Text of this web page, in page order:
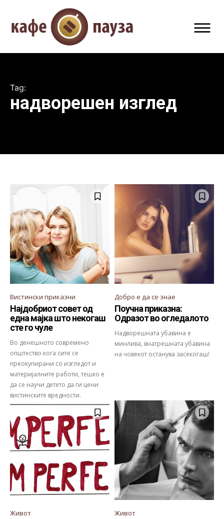
Tag:
надворешен изглед
Вистински приказни
Најдобриот совет од
една мајка што некогаш
сте го чуле
Во денешното современо
општество кога сите се
преокупирани со изгледот и
материјалните работи, тешко е
да се научи детето да ги цени
вистинските вредности.
Добро е да се знае
Поучна приказна:
Одразот во огледалото
Надворешната убавина е
минлива, внатрешната убавина
на човекот останува засекогаш!
Живот Живот